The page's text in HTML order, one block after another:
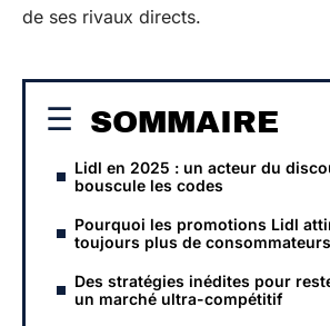
de ses rivaux directs.
SOMMAIRE
Lidl en 2025 : un acteur du
bouscule les codes
Pourquoi les promotions Lidl
toujours plus de
Des stratégies inédites pour
un marché ultra-compétitif